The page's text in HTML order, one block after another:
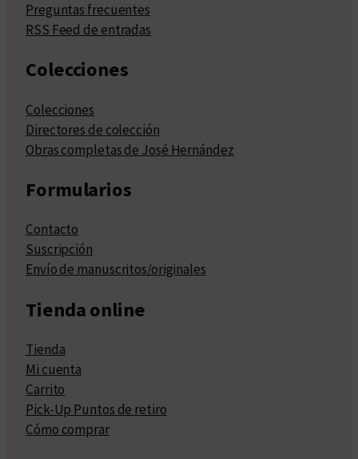
Preguntas frecuentes
RSS Feed de entradas
Colecciones
Colecciones
Directores de colección
Obras completas de José Hernández
Formularios
Contacto
Suscripción
Envío de manuscritos/originales
Tienda online
Tienda
Mi cuenta
Carrito
Pick-Up Puntos de retiro
Cómo comprar